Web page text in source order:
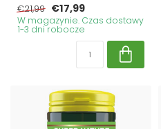
€21,99 €17,99
W magazynie. Czas dostawy
1-3 dni robocze